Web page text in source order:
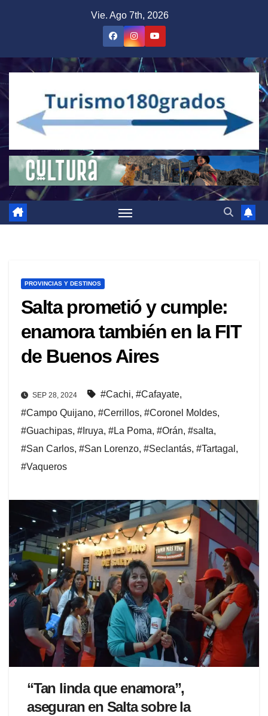
Vie. Ago 7th, 2026
PROVINCIAS Y DESTINOS
Salta prometió y cumple:
enamora también en la FIT
de Buenos Aires
SEP 28, 2024 #Cachi, #Cafayate,
#Campo Quijano, #Cerrillos, #Coronel Moldes,
#Guachipas, #Iruya, #La Poma, #Orán, #salta,
#San Carlos, #San Lorenzo, #Seclantás, #Tartagal ,
#Vaqueros
“Tan linda que enamora”,
aseguran en Salta sobre la